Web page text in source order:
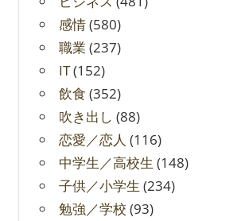
感情(580)
職業 (237)
IT(152)
飲食 (352)
吹き出し (88)
恋愛／恋人 (116)
中学生／高校生 (148)
子供／小学生 (234)
勉強／学校 (93)